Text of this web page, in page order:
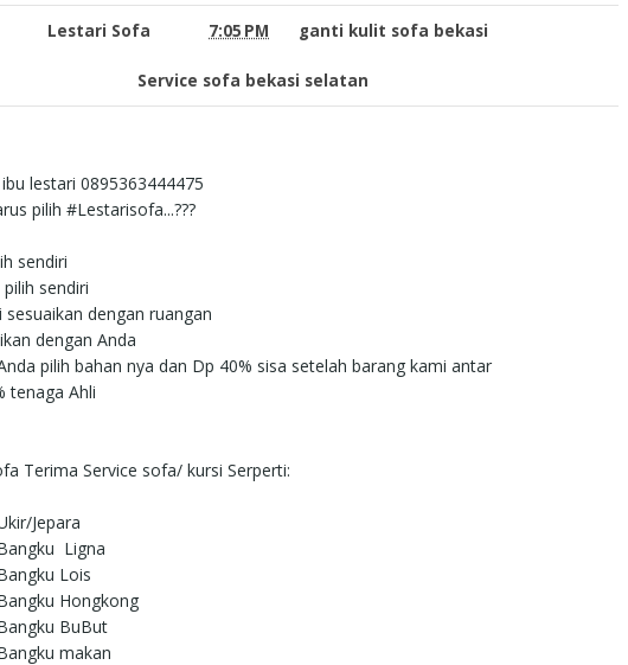
Lestari Sofa 7:05 PM ganti kulit sofa bekasi
Service sofa bekasi selatan
lestari 0895363444475
pilih #Lestarisofa...???
sendiri
sendiri
sesuaikan dengan ruangan
dengan Anda
pilih bahan nya dan Dp 40% sisa setelah barang kami antar
tenaga Ahli
Terima Service sofa/ kursi Serperti:
Jepara
Ligna
Lois
Hongkong
BuBut
makan